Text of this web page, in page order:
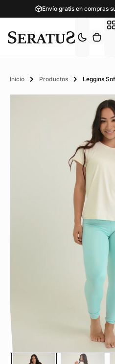
Envío gratis en compras
Inicio Productos Leggins